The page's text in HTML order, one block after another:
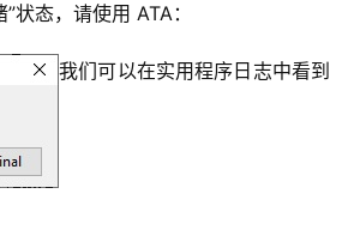
状态，请使用 ATA：
我们可以在实用程序日志中看到